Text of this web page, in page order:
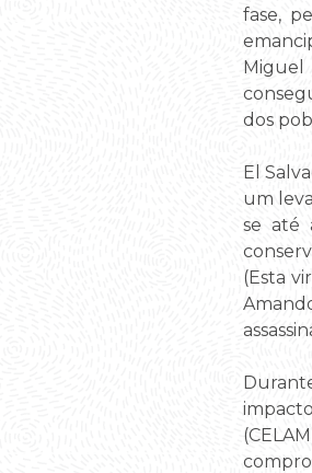
fase,
Miguel
dos
El
um
se até
(Esta